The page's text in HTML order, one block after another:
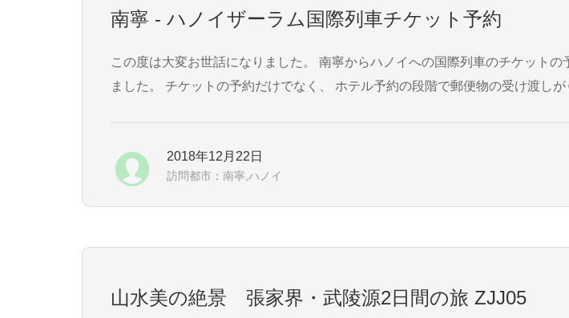
南寧 - ハノイザーラム国際列車チケット予約
この度は大変お世話になりました。 南寧からハノイへの国際列車のチケットの予約をさせていただき、 チケットの受け渡しをホテルへの郵送で行い
ました。 チケットの予約だけでなく、 ホテル予約の段階で郵便物の受け渡しがＯＫかどうかホテルに確認を取っていただき、 最終決定したホテルは
2018年12月22日
訪問都市：南寧,ハノイ
山水美の絶景 張家界・武陵源2日間の旅 ZJJ05